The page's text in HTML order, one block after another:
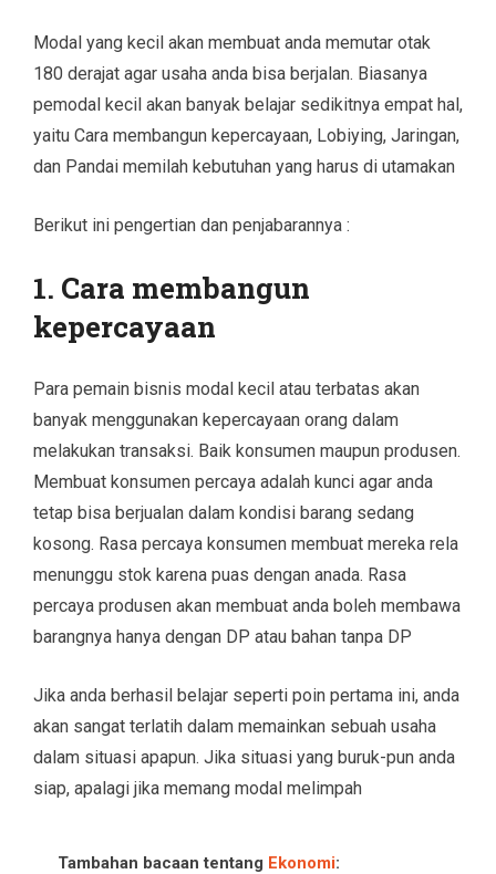
Modal yang kecil akan membuat anda memutar otak
180 derajat agar usaha anda bisa berjalan. Biasanya
pemodal kecil akan banyak belajar sedikitnya empat hal,
yaitu Cara membangun kepercayaan, Lobiying, Jaringan,
dan Pandai memilah kebutuhan yang harus di utamakan
Berikut ini pengertian dan penjabarannya :
1. Cara membangun
kepercayaan
Para pemain bisnis modal kecil atau terbatas akan
banyak menggunakan kepercayaan orang dalam
melakukan transaksi. Baik konsumen maupun produsen.
Membuat konsumen percaya adalah kunci agar anda
tetap bisa berjualan dalam kondisi barang sedang
kosong. Rasa percaya konsumen membuat mereka rela
menunggu stok karena puas dengan anada. Rasa
percaya produsen akan membuat anda boleh membawa
barangnya hanya dengan DP atau bahan tanpa DP
Jika anda berhasil belajar seperti poin pertama ini, anda
akan sangat terlatih dalam memainkan sebuah usaha
dalam situasi apapun. Jika situasi yang buruk-pun anda
siap, apalagi jika memang modal melimpah
Tambahan bacaan tentang Ekonomi: